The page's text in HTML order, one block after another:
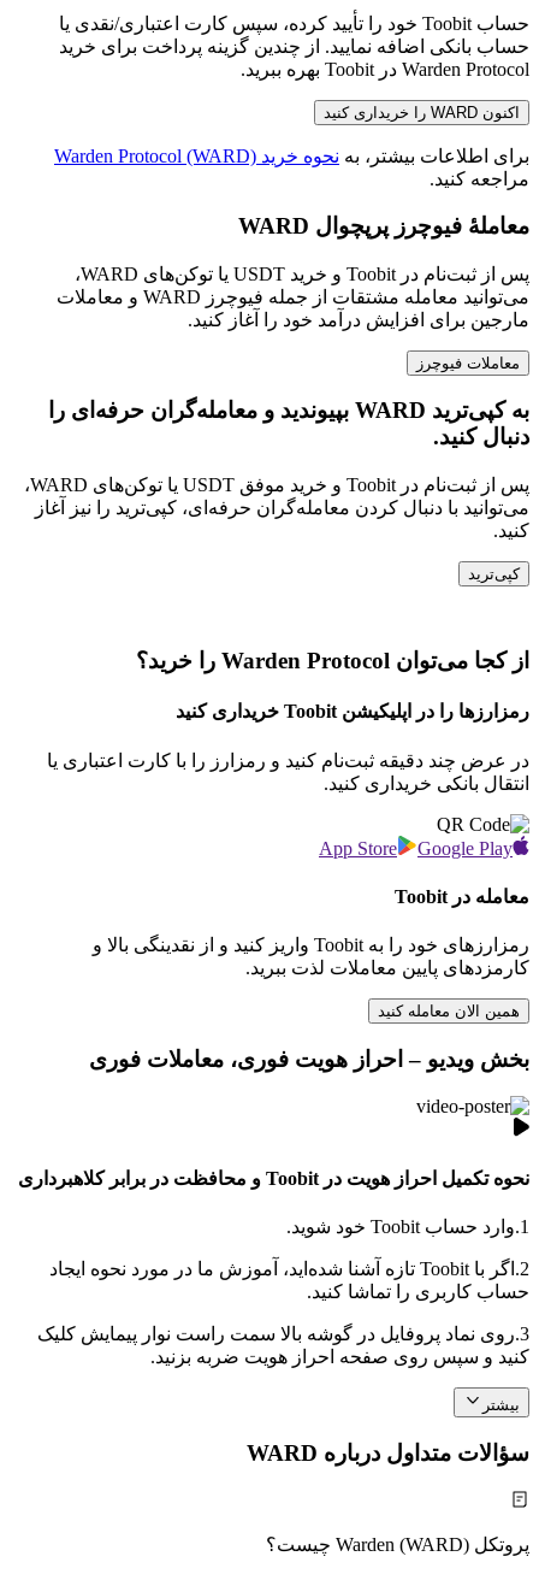
حساب Toobit خود را تأیید کرده، سپس کارت اعتباری/نقدی یا
حساب بانکی اضافه نمایید. از چندین گزینه پرداخت برای خرید
Warden Protocol در Toobit بهره ببرید.
اکنون WARD را خریداری کنید
برای اطلاعات بیشتر، به نحوه خرید Warden Protocol (WARD)
مراجعه کنید.
معاملهٔ فیوچرز پرپچوال WARD
پس از ثبت‌نام در Toobit و خرید USDT یا توکن‌های WARD،
می‌توانید معامله مشتقات از جمله فیوچرز WARD و معاملات
مارجین برای افزایش درآمد خود را آغاز کنید.
معاملات فیوچرز
به کپی‌ترید WARD بپیوندید و معامله‌گران حرفه‌ای را
دنبال کنید.
پس از ثبت‌نام در Toobit و خرید موفق USDT یا توکن‌های WARD،
می‌توانید با دنبال کردن معامله‌گران حرفه‌ای، کپی‌ترید را نیز آغاز
کنید.
کپی‌ترید
از کجا می‌توان Warden Protocol را خرید؟
رمزارزها را در اپلیکیشن Toobit خریداری کنید
در عرض چند دقیقه ثبت‌نام کنید و رمزارز را با کارت اعتباری یا
انتقال بانکی خریداری کنید.
App Store Google Play
معامله در Toobit
رمزارزهای خود را به Toobit واریز کنید و از نقدینگی بالا و
کارمزدهای پایین معاملات لذت ببرید.
همین الان معامله کنید
بخش ویدیو – احراز هویت فوری، معاملات فوری
نحوه تکمیل احراز هویت در Toobit و محافظت در برابر کلاهبرداری
1. وارد حساب Toobit خود شوید.
2.
اگر با Toobit تازه آشنا شده‌اید، آموزش ما در مورد نحوه ایجاد
حساب کاربری را تماشا کنید.
3. روی نماد پروفایل در گوشه بالا سمت راست نوار پیمایش کلیک
کنید و سپس روی صفحه احراز هویت ضربه بزنید.
بیشتر
سؤالات متداول درباره WARD
پروتکل Warden (WARD) چیست؟